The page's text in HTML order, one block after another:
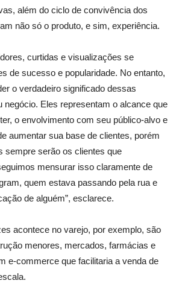
além do ciclo de convivência dos
não só o produto, e sim, experiência.
curtidas e visualizações se
de sucesso e popularidade. No entanto,
o verdadeiro significado dessas
negócio. Eles representam o alcance que
o envolvimento com seu público-alvo e
aumentar sua base de clientes, porém
sempre serão os clientes que
mensurar isso claramente de
quem estava passando pela rua e
de alguém”, esclarece.
acontece no varejo, por exemplo, são
menores, mercados, farmácias e
e-commerce que facilitaria a venda de